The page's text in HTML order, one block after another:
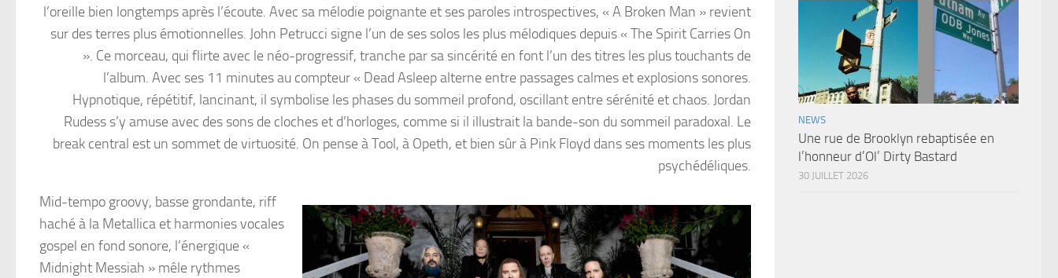
l’oreille bien longtemps après l’écoute. Avec sa mélodie poignante et ses paroles introspectives, « A Broken Man » revient
sur des terres plus émotionnelles. John Petrucci signe l’un de ses solos les plus mélodiques depuis « The Spirit Carries On
». Ce morceau, qui flirte avec le néo-progressif, tranche par sa sincérité en font l’un des titres les plus touchants de
l’album. Avec ses 11 minutes au compteur « Dead Asleep alterne entre passages calmes et explosions sonores.
Hypnotique, répétitif, lancinant, il symbolise les phases du sommeil profond, oscillant entre sérénité et chaos. Jordan
Rudess s’y amuse avec des sons de cloches et d’horloges, comme si il illustrait la bande-son du sommeil paradoxal. Le
break central est un sommet de virtuosité. On pense à Tool, à Opeth, et bien sûr à Pink Floyd dans ses moments les plus
psychédéliques.
Mid-tempo groovy, basse grondante, riff
haché à la Metallica et harmonies vocales
gospel en fond sonore, l’énergique «
Midnight Messiah » mêle rythmes
NEWS
Une rue de Brooklyn rebaptisée en
l’honneur d’Ol’ Dirty Bastard
30 JUILLET 2026